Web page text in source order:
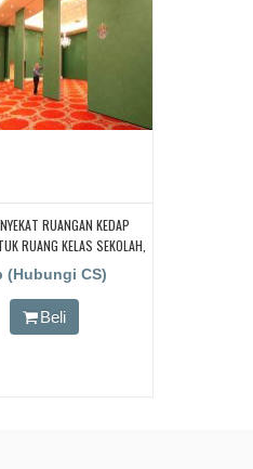
RUANGAN KEDAP
RUANG KELAS SEKOLAH,
RUANGAN KEDAP
RUANG KELAS SEKOLAH,
RUANGAN KEDAP
RUANG KELAS SEKOLAH,
(Hubungi CS)
Beli